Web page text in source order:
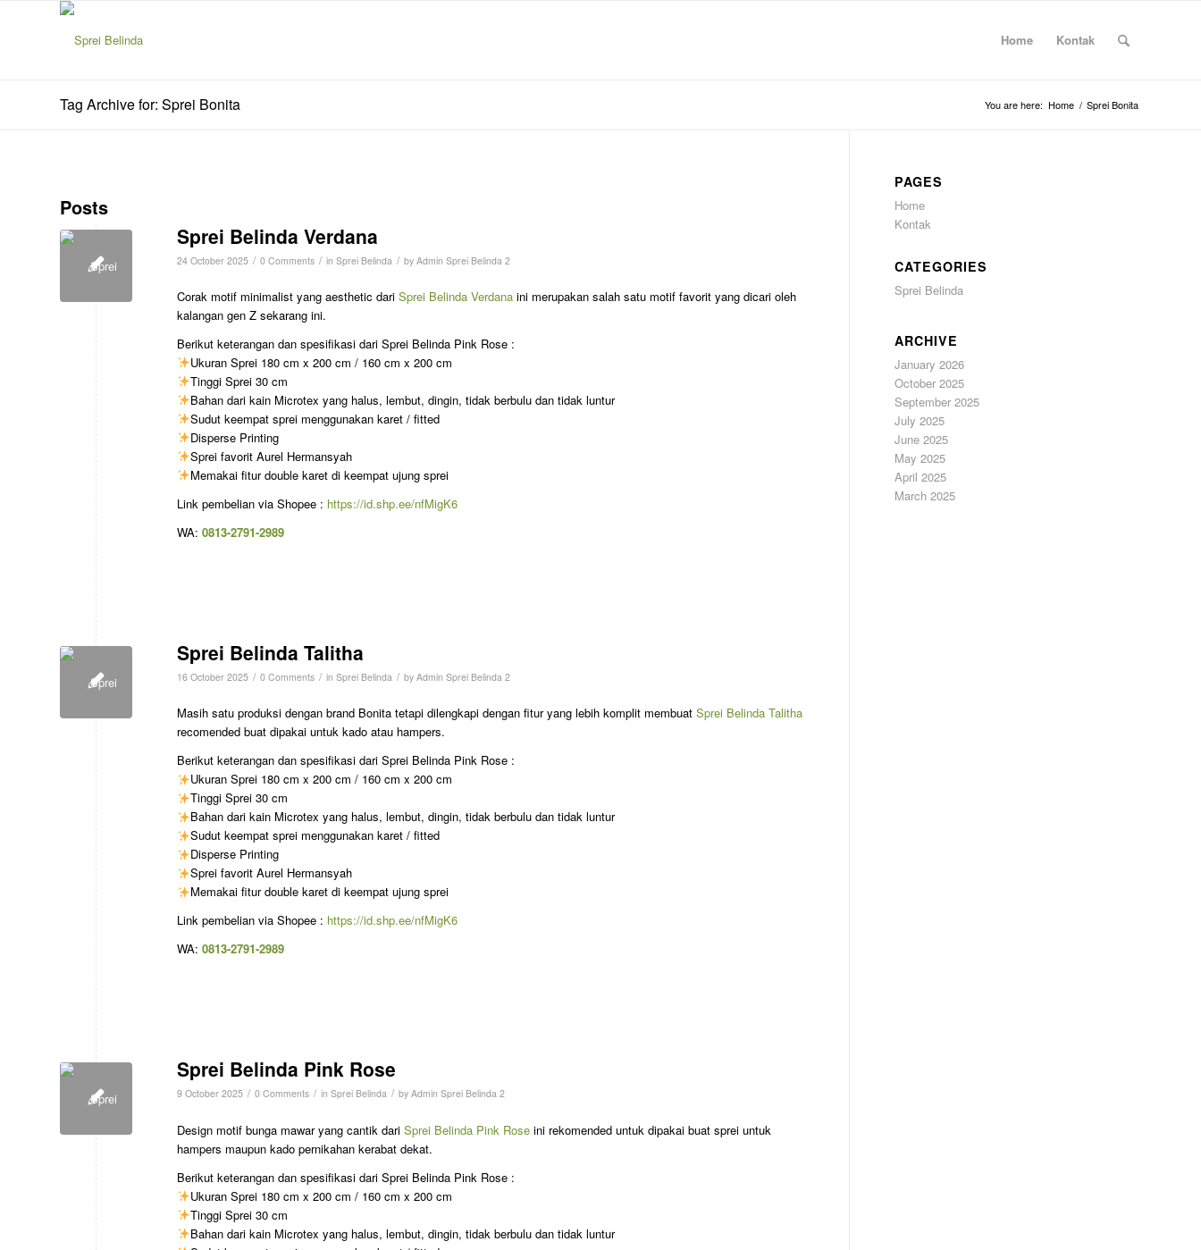
Home Kontak
Tag Archive for: Sprei Bonita You are here: Home / Sprei Bonita
Posts
Sprei Belinda Verdana
24 October 2025 / 0 Comments / in Sprei Belinda / by Admin Sprei Belinda 2
Corak motif minimalist yang aesthetic dari Sprei Belinda Verdana ini merupakan salah satu motif favorit yang dicari oleh
kalangan gen Z sekarang ini.
Berikut keterangan dan spesifikasi dari Sprei Belinda Pink Rose :
Ukuran Sprei 180 cm x 200 cm / 160 cm x 200 cm
Tinggi Sprei 30 cm
Bahan dari kain Microtex yang halus, lembut, dingin, tidak berbulu dan tidak luntur
Sudut keempat sprei menggunakan karet / fitted
Disperse Printing
Sprei favorit Aurel Hermansyah
Memakai fitur double karet di keempat ujung sprei
Link pembelian via Shopee : https://id.shp.ee/nfMigK6
WA: 0813-2791-2989
Sprei Belinda Talitha
16 October 2025 / 0 Comments / in Sprei Belinda / by Admin Sprei Belinda 2
Masih satu produksi dengan brand Bonita tetapi dilengkapi dengan fitur yang lebih komplit membuat Sprei Belinda Talitha
recomended buat dipakai untuk kado atau hampers.
Berikut keterangan dan spesifikasi dari Sprei Belinda Pink Rose :
Ukuran Sprei 180 cm x 200 cm / 160 cm x 200 cm
Tinggi Sprei 30 cm
Bahan dari kain Microtex yang halus, lembut, dingin, tidak berbulu dan tidak luntur
Sudut keempat sprei menggunakan karet / fitted
Disperse Printing
Sprei favorit Aurel Hermansyah
Memakai fitur double karet di keempat ujung sprei
Link pembelian via Shopee : https://id.shp.ee/nfMigK6
WA: 0813-2791-2989
Sprei Belinda Pink Rose
9 October 2025 / 0 Comments / in Sprei Belinda / by Admin Sprei Belinda 2
Design motif bunga mawar yang cantik dari Sprei Belinda Pink Rose ini rekomended untuk dipakai buat sprei untuk
hampers maupun kado pernikahan kerabat dekat.
Berikut keterangan dan spesifikasi dari Sprei Belinda Pink Rose :
Ukuran Sprei 180 cm x 200 cm / 160 cm x 200 cm
Tinggi Sprei 30 cm
Bahan dari kain Microtex yang halus, lembut, dingin, tidak berbulu dan tidak luntur
PAGES
Home
Kontak
CATEGORIES
Sprei Belinda
ARCHIVE
January 2026
October 2025
September 2025
July 2025
June 2025
May 2025
April 2025
March 2025